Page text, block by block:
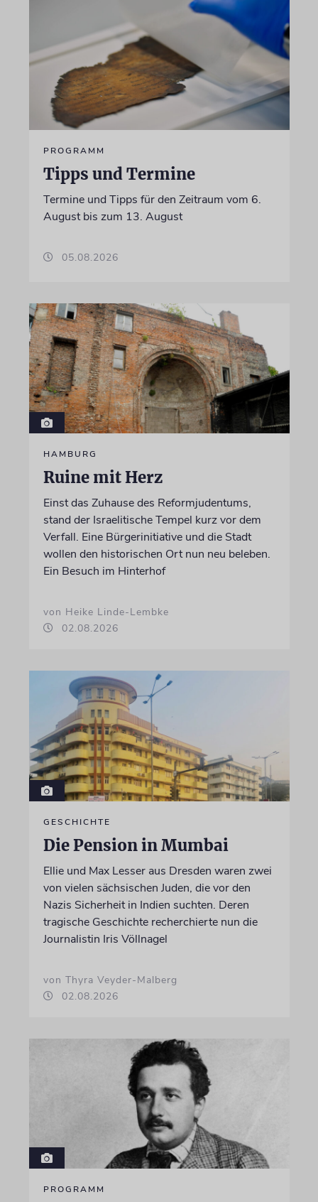
PROGRAMM
Tipps und Termine
Termine und Tipps für den Zeitraum vom 6.
August bis zum 13. August
05.08.2026
HAMBURG
Ruine mit Herz
Einst das Zuhause des Reformjudentums,
stand der Israelitische Tempel kurz vor dem
Verfall. Eine Bürgerinitiative und die Stadt
wollen den historischen Ort nun neu beleben.
Ein Besuch im Hinterhof
von Heike Linde-Lembke
02.08.2026
GESCHICHTE
Die Pension in Mumbai
Ellie und Max Lesser aus Dresden waren zwei
von vielen sächsischen Juden, die vor den
Nazis Sicherheit in Indien suchten. Deren
tragische Geschichte recherchierte nun die
Journalistin Iris Völlnagel
von Thyra Veyder-Malberg
02.08.2026
PROGRAMM